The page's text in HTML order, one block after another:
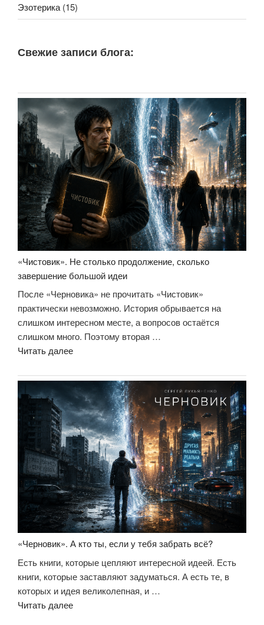
Эзотерика(15)
Свежие записи блога:
«Чистовик». Не столько продолжение, сколько
завершение большой идеи
После «Черновика» не прочитать «Чистовик»
практически невозможно. История обрывается на
слишком интересном месте, а вопросов остаётся
слишком много. Поэтому вторая …
Читать далее««Чистовик».
столько
продолжение,
сколько
завершение
большой
идеи»
«Черновик». А кто ты, если у тебя забрать всё?
Есть книги, которые цепляют интересной идеей. Есть
книги, которые заставляют задуматься. А есть те, в
которых и идея великолепная, и …
Читать далее««Черновик».